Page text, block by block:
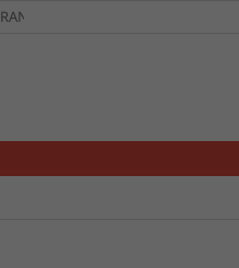
OSOBNÝCH ÚDAJOV